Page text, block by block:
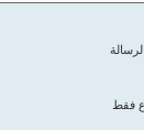
فقط